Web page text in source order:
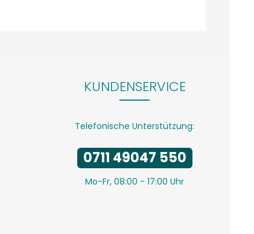
KUNDENSERVICE
Telefonische Unterstützung:
0711 49047 550
Mo-Fr, 08:00 - 17:00 Uhr